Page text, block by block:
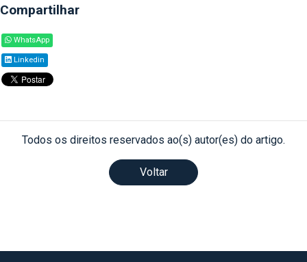
Compartilhar
WhatsApp
Linkedin
Todos os direitos reservados ao(s) autor(es) do artigo.
Voltar